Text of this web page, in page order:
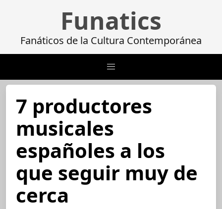
Funatics
Fanáticos de la Cultura Contemporánea
7 productores
musicales
españoles a los
que seguir muy de
cerca